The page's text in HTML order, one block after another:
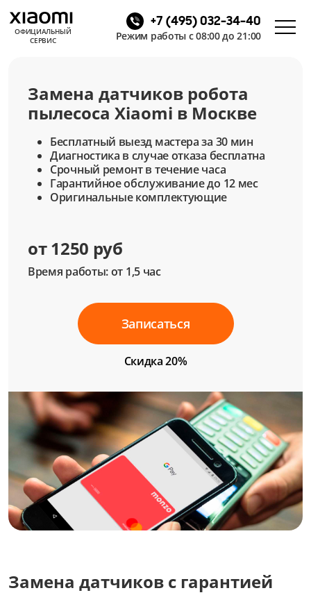
ОФИЦИАЛЬНЫЙ
СЕРВИС
+7 (495) 032-34-40
Режим работы с 08:00 до 21:00
Замена датчиков робота
пылесоса Xiaomi в Москве
Бесплатный выезд мастера за 30 мин
Диагностика в случае отказа бесплатна
Срочный ремонт в течение часа
Гарантийное обслуживание до 12 мес
Оригинальные комплектующие
от 1250 руб
Время работы: от 1,5 час
Записаться
Скидка 20%
Замена датчиков с гарантией